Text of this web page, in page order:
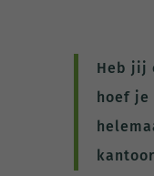
Heb jij
hoef je